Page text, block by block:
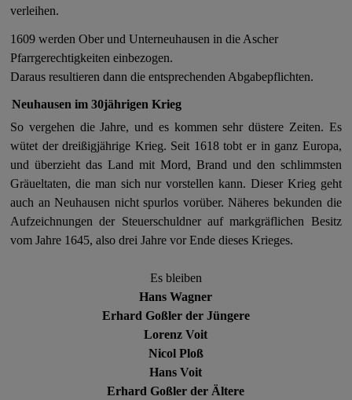
verleihen.
1609 werden Ober und Unterneuhausen in die Ascher
Pfarrgerechtigkeiten einbezogen.
Daraus resultieren dann die entsprechenden Abgabepflichten.
Neuhausen im 30jährigen Krieg
So vergehen die Jahre, und es kommen sehr düstere Zeiten. Es
wütet der dreißigjährige Krieg. Seit 1618 tobt er in ganz Europa,
und überzieht das Land mit Mord, Brand und den schlimmsten
Gräueltaten, die man sich nur vorstellen kann. Dieser Krieg geht
auch an Neuhausen nicht spurlos vorüber. Näheres bekunden die
Aufzeichnungen der Steuerschuldner auf markgräflichen Besitz
vom Jahre 1645, also drei Jahre vor Ende dieses Krieges.
Es bleiben
Hans Wagner
Erhard Goßler der Jüngere
Lorenz Voit
Nicol Ploß
Hans Voit
Erhard Goßler der Ältere